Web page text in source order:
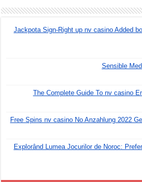
Jackpota Sign-Right up nv casino Added
Sensible
The Complete Guide To nv casino
Free Spins nv casino No Anzahlung 2022
Explorând Lumea Jocurilor de Noroc: